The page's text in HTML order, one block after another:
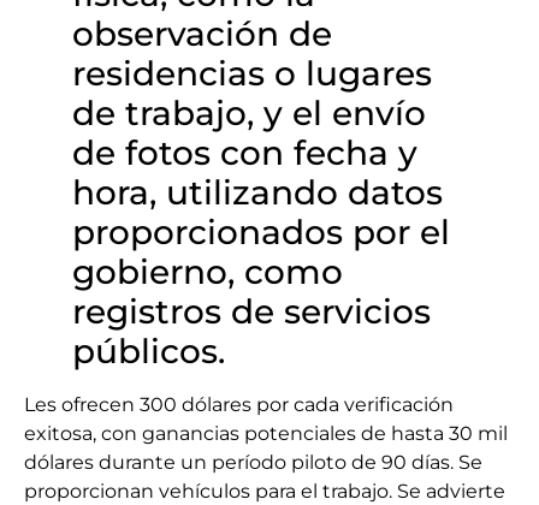
observación de
residencias o lugares
de trabajo, y el envío
de fotos con fecha y
hora, utilizando datos
proporcionados por el
gobierno, como
registros de servicios
públicos.
Les ofrecen 300 dólares por cada verificación
exitosa, con ganancias potenciales de hasta 30 mil
dólares durante un período piloto de 90 días. Se
proporcionan vehículos para el trabajo. Se advierte